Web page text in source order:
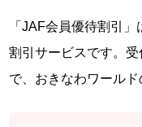
「JAF会員優待割引
割引サービスです。
で、おきなわワールド